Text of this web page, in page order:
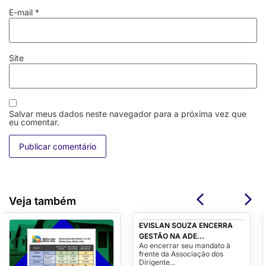
E-mail *
Site
Salvar meus dados neste navegador para a próxima vez que
eu comentar.
Veja também
EVISLAN SOUZA ENCERRA
GESTÃO NA ADE...
Ao encerrar seu mandato à
frente da Associação dos
Dirigente...
CASA SERGIPANA: ADEMI-SE
EXALTA A L...
Sergipe vive um novo
momento para a habitação de
interesse s...